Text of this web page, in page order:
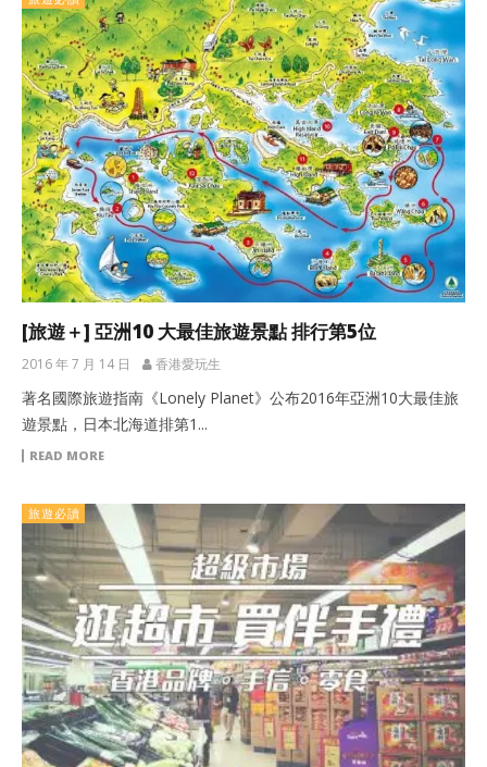
[旅遊＋] 亞洲10 大最佳旅遊景點 排行第5位
2016 年 7 月 14 日 香港愛玩生
著名國際旅遊指南《Lonely Planet》公布2016年亞洲10大最佳旅
遊景點，日本北海道排第1...
READ MORE
旅遊必讀